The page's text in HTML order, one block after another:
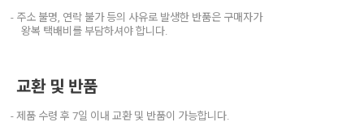
- 주소 불명, 연락 불가 등의 사유로 발생한 반품은 구매자가
왕복 택배비를 부담하셔야 합니다.
교환 및 반품
- 제품 수령 후 7일 이내 교환 및 반품이 가능합니다.